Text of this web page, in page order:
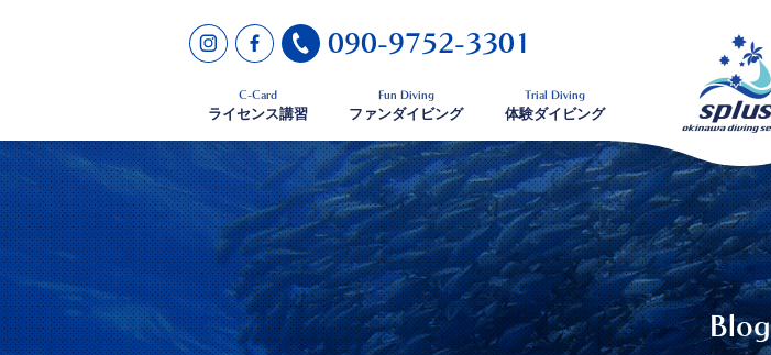
090-9752-3301
C-Card
ライセンス講習
Fun Diving
ファンダイビング
Trial Diving
体験ダイビング
Blog